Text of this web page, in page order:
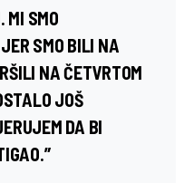
MI SMO
SMO BILI NA
NA ČETVRTOM
JOŠ
DA BI